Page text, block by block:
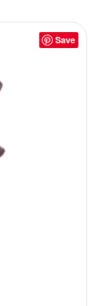
Save